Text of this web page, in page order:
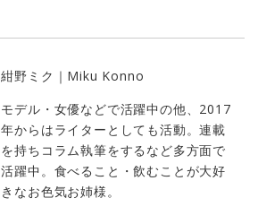
紺野ミク｜Miku Konno
モデル・女優などで活躍中の他、2017
年からはライターとしても活動。連載
を持ちコラム執筆をするなど多方面で
活躍中。食べること・飲むことが大好
きなお色気お姉様。